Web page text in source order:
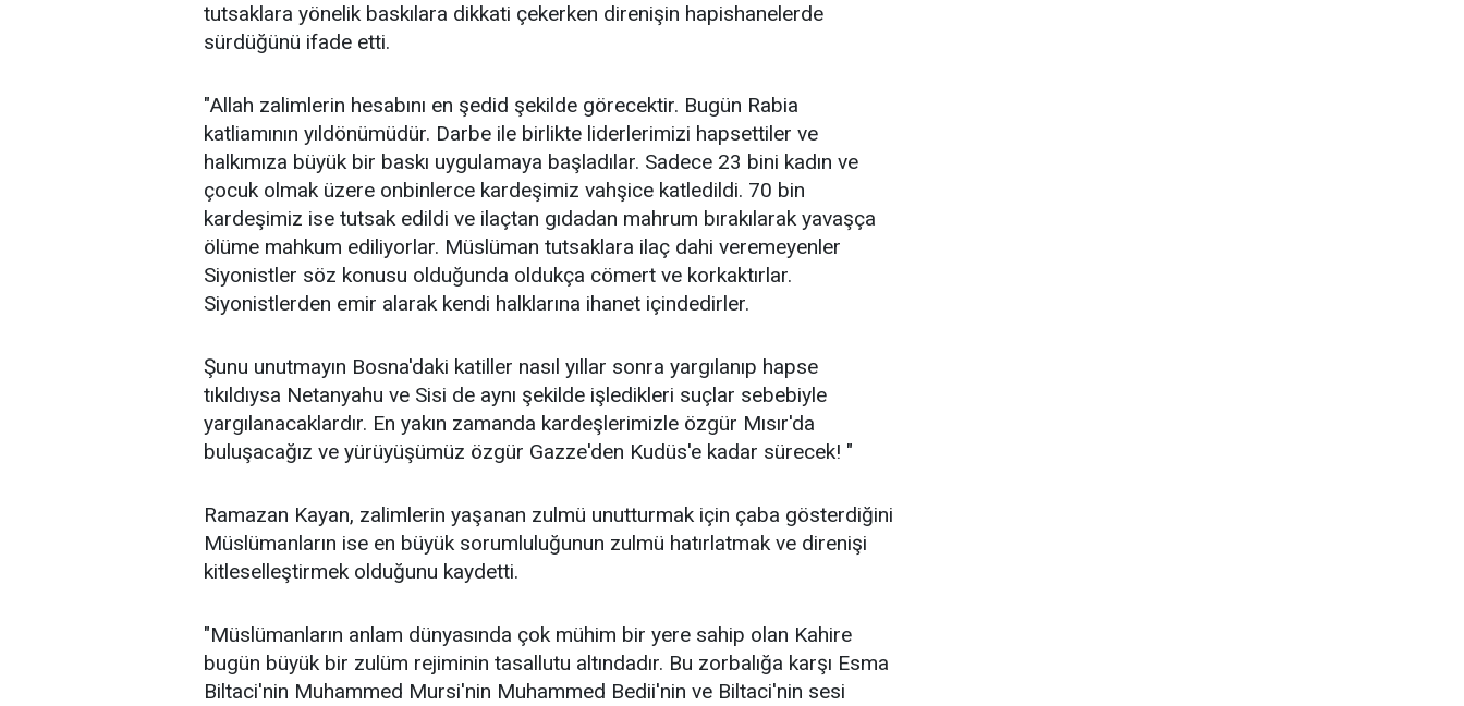
tutsaklara yönelik baskılara dikkati çekerken direnişin hapishanelerde
sürdüğünü ifade etti.
"Allah zalimlerin hesabını en şedid şekilde görecektir. Bugün Rabia
katliamının yıldönümüdür. Darbe ile birlikte liderlerimizi hapsettiler ve
halkımıza büyük bir baskı uygulamaya başladılar. Sadece 23 bini kadın ve
çocuk olmak üzere onbinlerce kardeşimiz vahşice katledildi. 70 bin
kardeşimiz ise tutsak edildi ve ilaçtan gıdadan mahrum bırakılarak yavaşça
ölüme mahkum ediliyorlar. Müslüman tutsaklara ilaç dahi veremeyenler
Siyonistler söz konusu olduğunda oldukça cömert ve korkaktırlar.
Siyonistlerden emir alarak kendi halklarına ihanet içindedirler.
Şunu unutmayın Bosna'daki katiller nasıl yıllar sonra yargılanıp hapse
tıkıldıysa Netanyahu ve Sisi de aynı şekilde işledikleri suçlar sebebiyle
yargılanacaklardır. En yakın zamanda kardeşlerimizle özgür Mısır'da
buluşacağız ve yürüyüşümüz özgür Gazze'den Kudüs'e kadar sürecek! "
Ramazan Kayan, zalimlerin yaşanan zulmü unutturmak için çaba gösterdiğini
Müslümanların ise en büyük sorumluluğunun zulmü hatırlatmak ve direnişi
kitleselleştirmek olduğunu kaydetti.
"Müslümanların anlam dünyasında çok mühim bir yere sahip olan Kahire
bugün büyük bir zulüm rejiminin tasallutu altındadır. Bu zorbalığa karşı Esma
Biltaci'nin Muhammed Mursi'nin Muhammed Bedii'nin ve Biltaci'nin sesi